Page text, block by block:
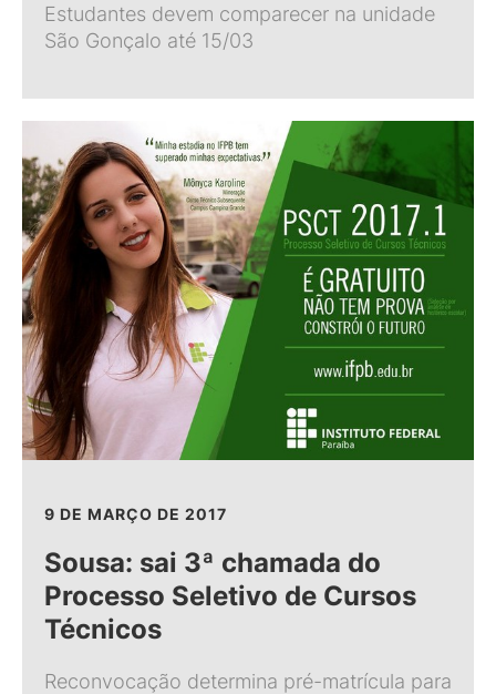
Estudantes devem comparecer na unidade
São Gonçalo até 15/03
9 DE MARÇO DE 2017
Sousa: sai 3ª chamada do
Processo Seletivo de Cursos
Técnicos
Reconvocação determina pré-matrícula para